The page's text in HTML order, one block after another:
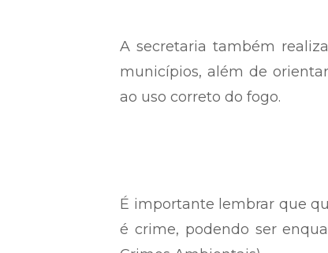
A secretaria também
municípios, além de
ao uso correto do fogo.
É importante lembrar que
é crime, podendo ser